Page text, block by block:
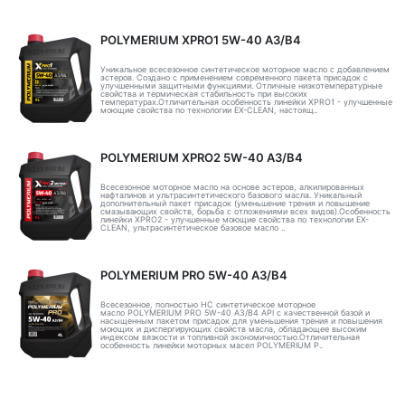
POLYMERIUM XPRO1 5W-40 A3/B4
Уникальное всесезонное синтетическое моторное масло с добавлением
эстеров. Создано с применением современного пакета присадок с
улучшенными защитными функциями. Отличные низкотемпературные
свойства и термическая стабильность при высоких
температурах.Отличительная особенность линейки XPRO1 - улучшенные
моющие свойства по технологии EX-CLEAN, настоящ..
POLYMERIUM XPRO2 5W-40 A3/B4
Всесезонное моторное масло на основе эстеров, алкилированных
нафталинов и ультрасинтетического базового масла. Уникальный
дополнительный пакет присадок (уменьшение трения и повышение
смазывающих свойств, борьба с отложениями всех видов).Особенность
линейки XPRO2 - улучшенные моющие свойства по технологии EX-
CLEAN, ультрасинтетическое базовое масло ..
POLYMERIUM PRO 5W-40 A3/B4
Всесезонное, полностью HC синтетическое моторное
масло POLYMERIUM PRO 5W-40 A3/B4 API с качественной базой и
насыщенным пакетом присадок для уменьшения трения и повышения
моющих и диспергирующих свойств масла, обладающее высоким
индексом вязкости и топливной экономичностью.Отличительная
особенность линейки моторных масел POLYMERIUM P..